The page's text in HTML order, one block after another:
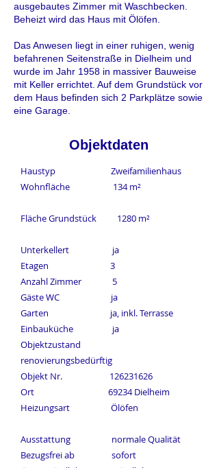
ausgebautes Zimmer mit Waschbecken.
Beheizt wird das Haus mit Ölöfen.
Das Anwesen liegt in einer ruhigen, wenig
befahrenen Seitenstraße in Dielheim und
wurde im Jahr 1958 in massiver Bauweise
mit Keller errichtet. Auf dem Grundstück vor
dem Haus befinden sich 2 Parkplätze sowie
eine Garage.
Objektdaten
Haustyp Zweifamilienhaus
Wohnfläche 134 m²
Fläche Grundstück 1280 m²
Unterkellert ja
Etagen 3
Anzahl Zimmer 5
Gäste WC ja
Garten ja, inkl. Terrasse
Einbauküche ja
Objektzustand
renovierungsbedürftig
Objekt Nr. 126231626
​Ort 69234 Dielheim
Heizungsart Ölöfen
Ausstattung normale Qualität
Bezugsfrei ab sofort